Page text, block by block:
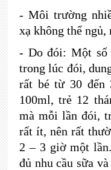
- Môi trường
xạ không thể ngủ,
- Do đói: Một số
trong lúc đói,
rất bé từ 30 đến
100ml, trẻ 12
mà mỗi lần đói,
rất ít, nên rất
2 – 3 giờ một
đủ nhu cầu sữa